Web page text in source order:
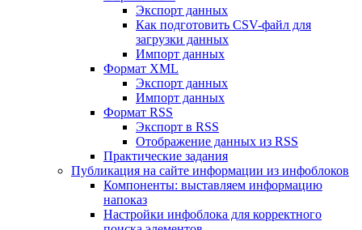
Экспорт данных
Как подготовить CSV-файл для
загрузки данных
Импорт данных
Формат XML
Экспорт данных
Импорт данных
Формат RSS
Экспорт в RSS
Отображение данных из RSS
Практические задания
Публикация на сайте информации из инфоблоков
Компоненты: выставляем информацию
напоказ
Настройки инфоблока для корректного